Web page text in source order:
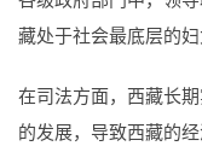
藏处于社会最底层的
在司法方面，西藏长
的发展，导致西藏的